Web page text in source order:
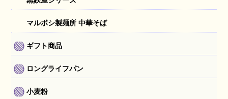
マルボシ製麺所 中華そば
ギフト商品
ロングライフパン
小麦粉